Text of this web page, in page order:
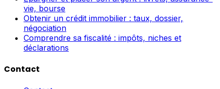
vie, bourse
Obtenir un crédit immobilier : taux, dossier,
négociation
Comprendre sa fiscalité : impôts, niches et
déclarations
Contact